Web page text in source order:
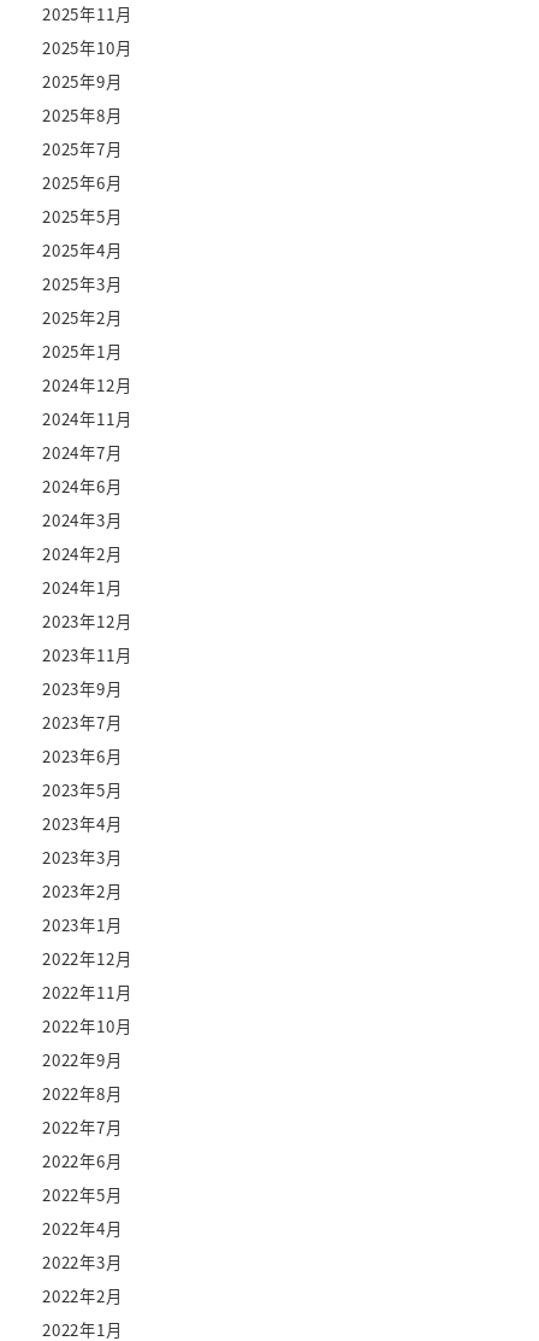
2025年11月
2025年10月
2025年9月
2025年8月
2025年7月
2025年6月
2025年5月
2025年4月
2025年3月
2025年2月
2025年1月
2024年12月
2024年11月
2024年7月
2024年6月
2024年3月
2024年2月
2024年1月
2023年12月
2023年11月
2023年9月
2023年7月
2023年6月
2023年5月
2023年4月
2023年3月
2023年2月
2023年1月
2022年12月
2022年11月
2022年10月
2022年9月
2022年8月
2022年7月
2022年6月
2022年5月
2022年4月
2022年3月
2022年2月
2022年1月